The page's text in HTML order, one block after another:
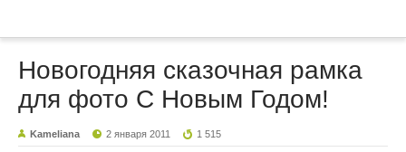
Новогодняя сказочная рамка
для фото С Новым Годом!
Kameliana 2 января 2011 1 515